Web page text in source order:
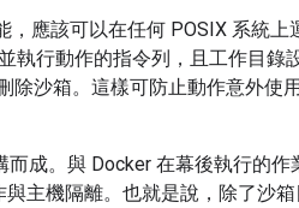
應該可以在任何 POSIX 系統上
執行動作的指令列，且工作目錄
除沙箱。這樣可防止動作意外使
而成。與 Docker 在幕後執行的作
主機隔離。也就是說，除了沙